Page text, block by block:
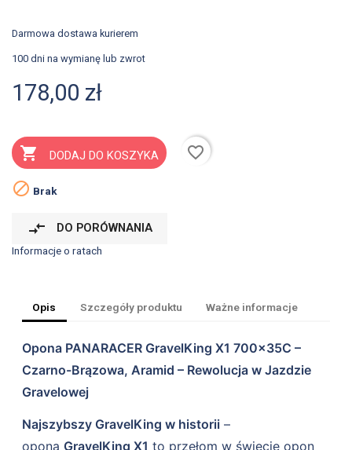
Darmowa dostawa kurierem
100 dni na wymianę lub zwrot
178,00 zł
 DODAJ DO KOSZYKA
favorite_border
 Brak
compare_arrows DO PORÓWNANIA
Informacje o ratach
Opis Szczegóły produktu Ważne informacje
Opona PANARACER GravelKing X1 700x35C –
Czarno-Brązowa, Aramid – Rewolucja w Jazdzie
Gravelowej
Najszybszy GravelKing w historii –
opona GravelKing X1 to przełom w świecie opon